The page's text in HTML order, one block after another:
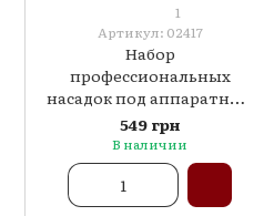
1
Артикул: 02417
Набор
профессиональных
насадок под аппаратный
маникюр и педикюр -
комплект 30 шт.
549 грн
В наличии